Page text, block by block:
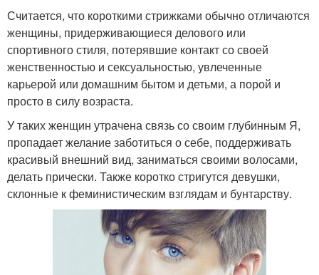
Считается, что короткими стрижками обычно отличаются
женщины, придерживающиеся делового или
спортивного стиля, потерявшие контакт со своей
женственностью и сексуальностью, увлеченные
карьерой или домашним бытом и детьми, а порой и
просто в силу возраста.
У таких женщин утрачена связь со своим глубинным Я,
пропадает желание заботиться о себе, поддерживать
красивый внешний вид, заниматься своими волосами,
делать прически. Также коротко стригутся девушки,
склонные к феминистическим взглядам и бунтарству.